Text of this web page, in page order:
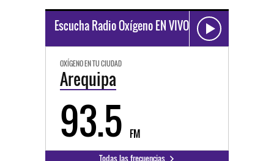
Escucha Radio Oxígeno EN VIVO
OXÍGENO EN TU CIUDAD
Arequipa
93.5 FM
Todas las frecuencias